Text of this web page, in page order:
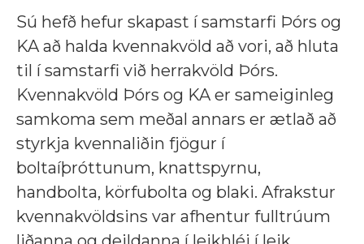
Sú hefð hefur skapast í samstarfi Þórs og
KA að halda kvennakvöld að vori, að hluta
til í samstarfi við herrakvöld Þórs.
Kvennakvöld Þórs og KA er sameiginleg
samkoma sem meðal annars er ætlað að
styrkja kvennaliðin fjögur í
boltaíþróttunum, knattspyrnu,
handbolta, körfubolta og blaki. Afrakstur
kvennakvöldsins var afhentur fulltrúum